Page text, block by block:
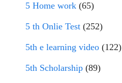
5 Home work (65)
5 th Onlie Test (252)
5th e learning video (122)
5th Scholarship (89)